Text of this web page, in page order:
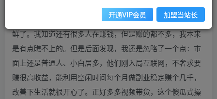
01 项目介绍说实话，多多视频这个项目对于现在来说并不新
鲜了。我知道还有很多人在赚钱，但是赚的都不多，我本来
是有点瞧不上的。但是后面发现，我还是忽略了一个点：市
面上还是普通人、小白居多，他们刚入局互联网，不奢求要
赚很高收益，能利用空闲时间每个月做副业稳定赚个几千，
改善下生活就很开心了。正好多多视频带货，这个傻瓜式操
开通VIP会员 加盟当站长